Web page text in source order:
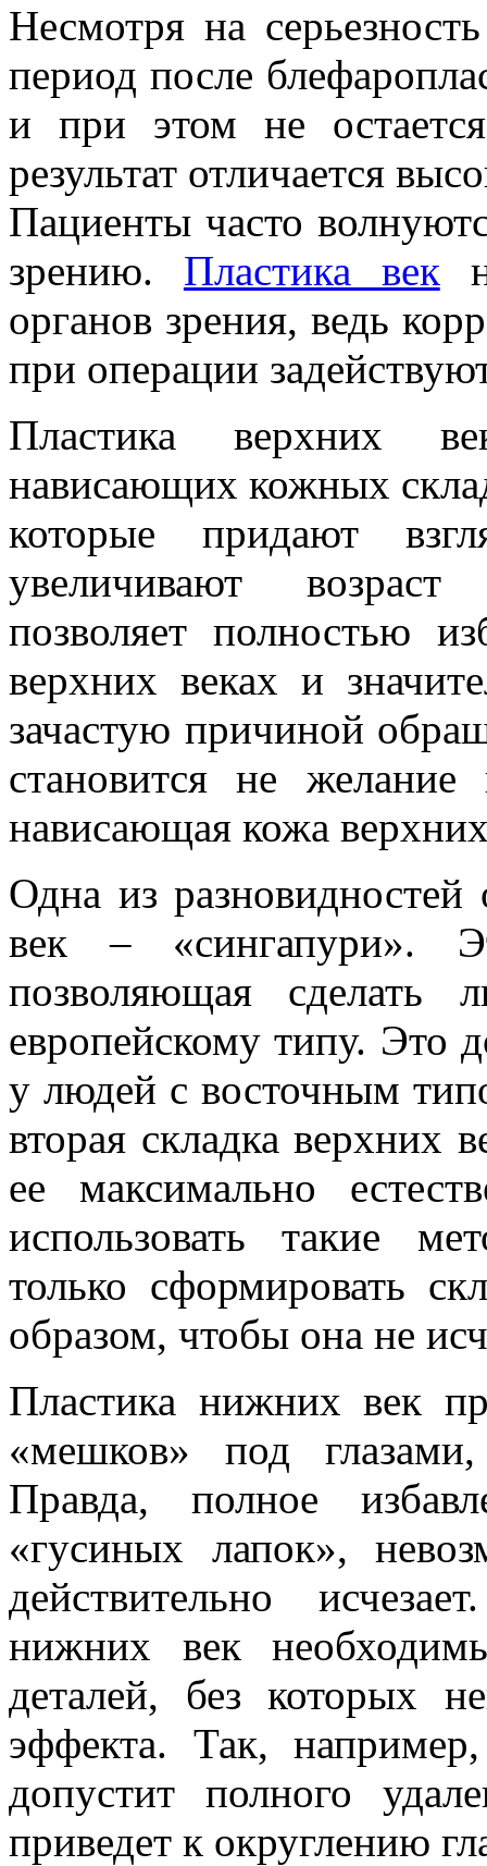
Несмотря на
период после
и при этом не
результат отличается
Пациенты часто
зрению. Пластика век
органов зрения, ведь
при операции
Пластика верхних
нависающих кожных
которые придают
увеличивают возраст
позволяет полностью
верхних веках и
зачастую причиной
становится не
нависающая кожа
Одна из
век – «сингапури».
позволяющая сделать
европейскому типу. Это
у людей с восточным
вторая складка верхних
ее максимально
использовать такие
только сформировать
образом, чтобы она не
Пластика нижних век
«мешков» под
Правда, полное
«гусиных лапок»,
действительно
нижних век
деталей, без которых
эффекта. Так,
допустит полного
приведет к округлению